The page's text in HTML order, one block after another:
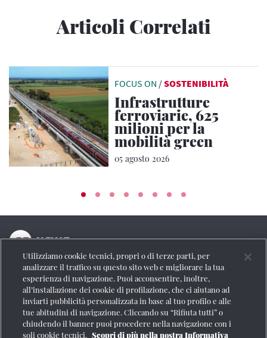
Articoli Correlati
FOCUS ON /SOSTENIBILITÀ
Infrastrutture
ferroviarie, 625
milioni per la
mobilità green
05 agosto 2026
La testata online del Gruppo FS Italiane
Social
Utilizziamo cookie tecnici, propri o di terze parti, per
analizzare il traffico su questo sito web e migliorare la tua
esperienza di navigazione. Puoi acconsentire, inoltre,
all’installazione dei cookie di profilazione, che ci aiutano ad
inviarti pubblicità personalizzata in base al tuo profilo e alle
tue abitudini di navigazione. Cliccando su “Rifiuta tutti” o
chiudendo il banner puoi procedere nella navigazione con i
soli cookie tecnici. Scopri di più nella nostra Informativa